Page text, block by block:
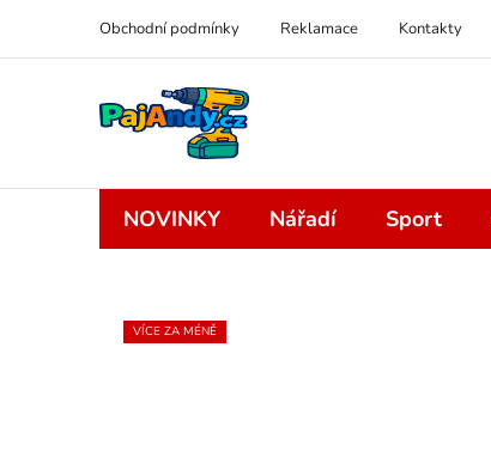
obsah
Obchodní podmínky Reklamace Kontakty
NOVINKY Nářadí Sport
VÍCE ZA MÉNĚ